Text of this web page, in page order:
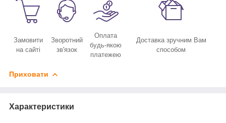
Замовити
на сайті
Зворотний
зв'язок
Оплата
будь-якою
платежею
Доставка зручним Вам
способом
Приховати
Характеристики